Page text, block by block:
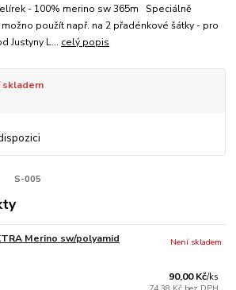
- 100% merino sw 365m Speciálně
použít např. na 2 přadénkové šátky - pro
Justyny L... celý popis
skladem
S-005
Merino sw/polyamid
90,00 Kč/ks
Není skladem